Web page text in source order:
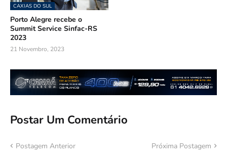
CAXIAS DO SUL
Porto Alegre recebe o
Summit Service Sinfac-RS
2023
21 Novembro, 2023
Postar Um Comentário
Postagem Anterior Próxima Postagem